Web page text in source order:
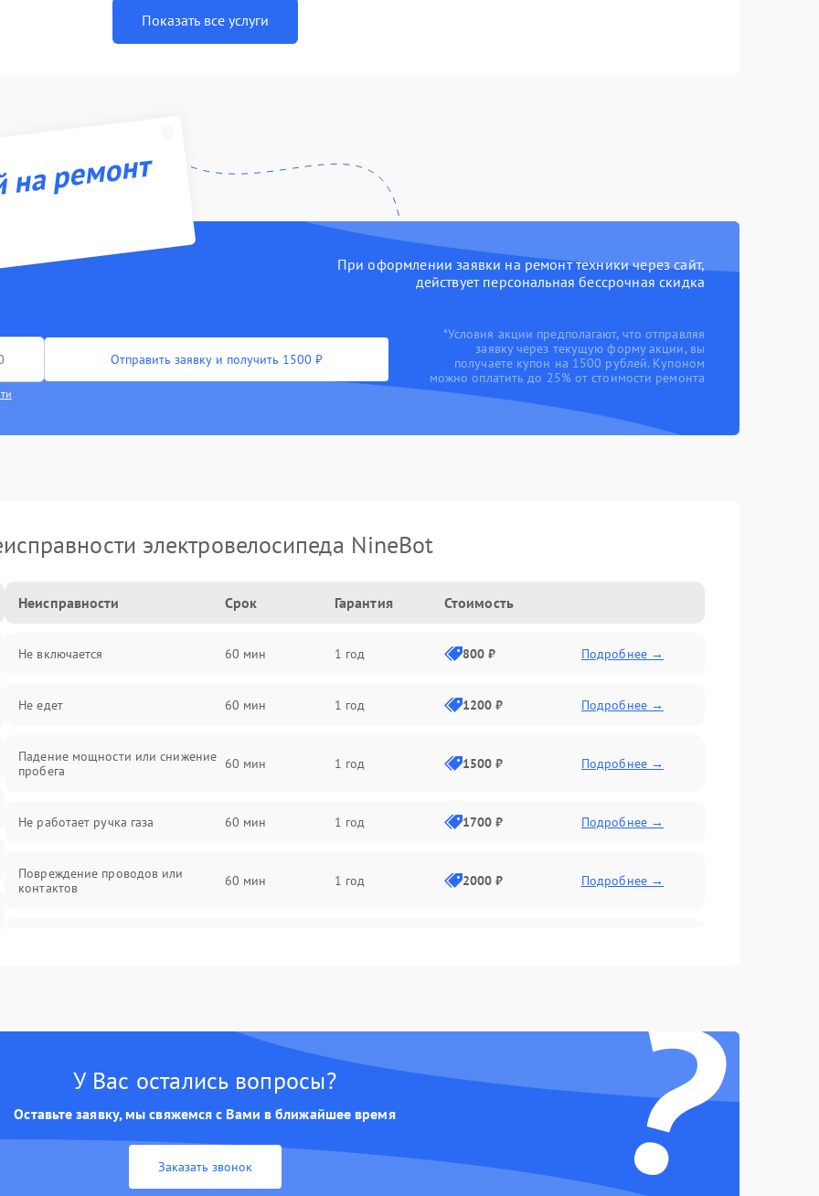
Показать все услуги
ремонт
При оформлении заявки на ремонт техники через сайт,
действует персональная бессрочная скидка
Отправить заявку и получить 1500 ₽
*Условия акции предполагают, что отправляя
заявку через текущую форму акции, вы
получаете купон на 1500 рублей. Купоном
можно оплатить до 25% от стоимости ремонта
электровелосипеда NineBot
Неисправности Срок Гарантия Стоимость
Не включается 60 мин 1 год 800 ₽ Подробнее →
Не едет 60 мин 1 год 1200 ₽ Подробнее →
Падение мощности или снижение
пробега
60 мин 1 год 1500 ₽ Подробнее →
Не работает ручка газа 60 мин 1 год 1700 ₽ Подробнее →
Повреждение проводов или
контактов
60 мин 1 год 2000 ₽ Подробнее →
?
У Вас остались вопросы?
Оставьте заявку, мы свяжемся с Вами в ближайшее время
Заказать звонок